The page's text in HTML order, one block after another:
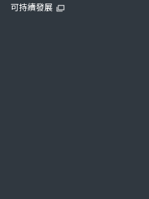
可持續發展